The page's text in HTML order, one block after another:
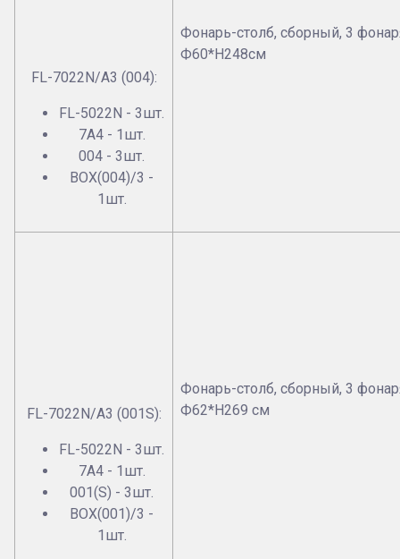
FL-7022N/А3 (004):
FL-5022N - 3шт.
7А4 - 1шт.
004 - 3шт.
BOX(004)/3 -
1шт.
Фонарь-столб, сборный, 3
Ф60*Н248см
FL-7022N/А3 (001S):
FL-5022N - 3шт.
7А4 - 1шт.
001(S) - 3шт.
BOX(001)/3 -
1шт.
Фонарь-столб, сборный, 3
Ф62*Н269 см